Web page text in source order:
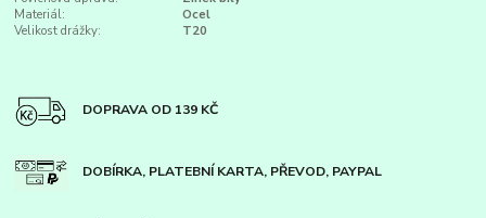
Materiál:
Ocel
Velikost drážky:
T20
DOPRAVA OD 139 KČ
DOBÍRKA, PLATEBNÍ KARTA, PŘEVOD, PAYPAL